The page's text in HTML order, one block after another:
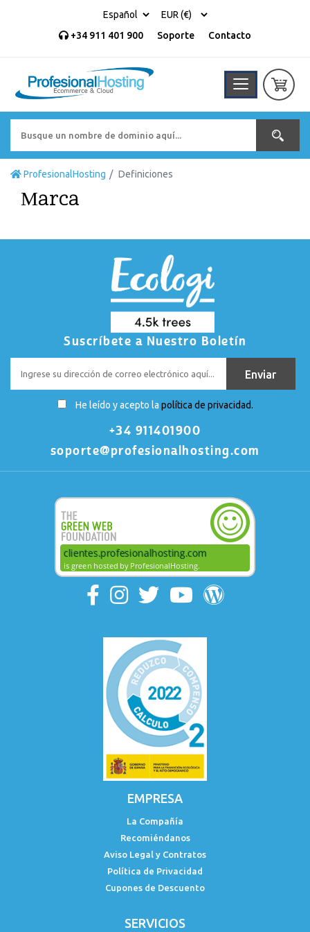
+34 911 401 900 Soporte Contacto
ProfesionalHosting Definiciones
Marca
Suscríbete a Nuestro Boletín
He leído y acepto la política de privacidad.
+34 911401900
soporte@profesionalhosting.com
EMPRESA
La Compañía
Recomiéndanos
Aviso Legal y Contratos
Política de Privacidad
Cupones de Descuento
SERVICIOS